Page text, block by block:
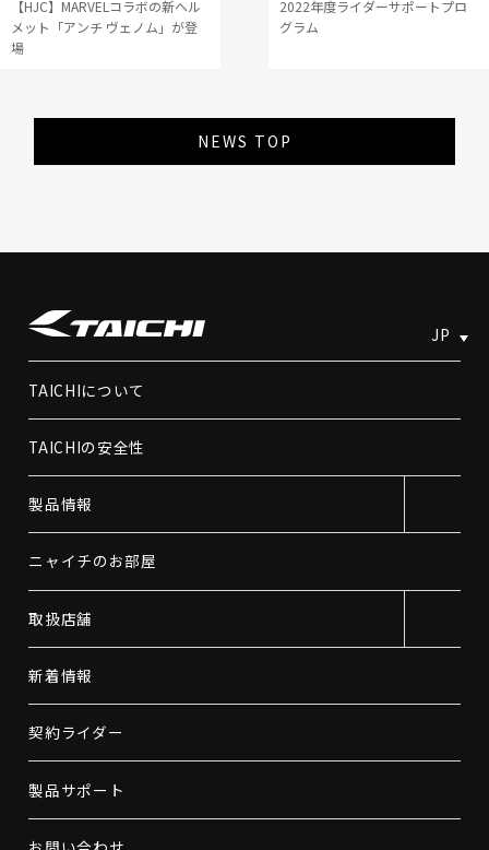
【HJC】MARVELコラボの新ヘル
メット「アンチ ヴェノム」が登
場
2022年度ライダーサポートプロ
グラム
NEWS TOP
JP
TAICHIについて
TAICHIの安全性
製品情報
ニャイチのお部屋
取扱店舗
新着情報
契約ライダー
製品サポート